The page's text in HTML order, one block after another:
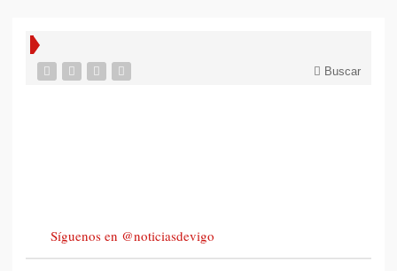
Buscar
Síguenos en @noticiasdevigo